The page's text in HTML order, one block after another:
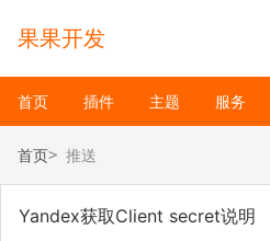
果果开发
首页 插件 主题 服务
首页 推送
Yandex获取Client secret说明